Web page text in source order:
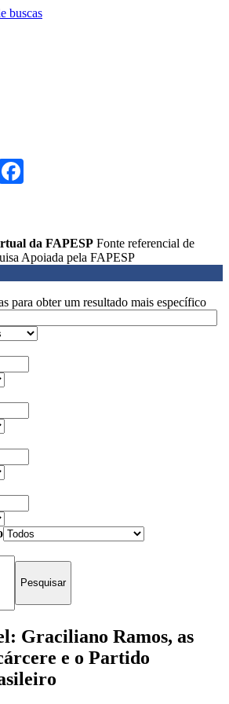
buscas
da FAPESP Fonte referencial de
Apoiada pela FAPESP
para obter um resultado mais específico
Graciliano Ramos, as
e o Partido